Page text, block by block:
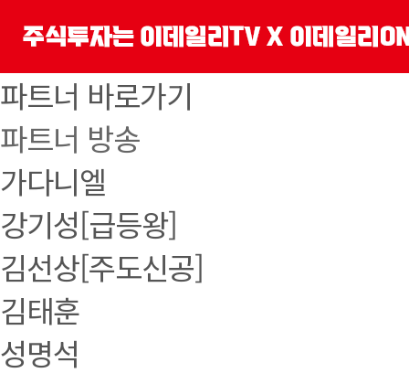
파트너 바로가기
파트너 방송
가다니엘
강기성[급등왕]
김선상[주도신공]
김태훈
성명석